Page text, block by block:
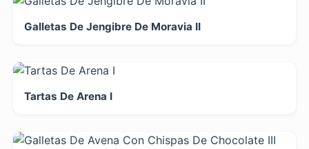
Galletas De Jengibre De Moravia II
Tartas De Arena I